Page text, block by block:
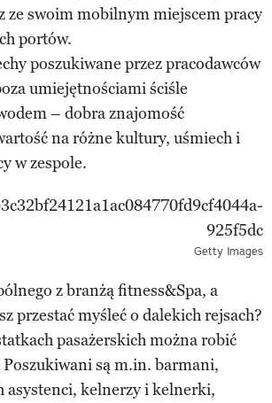
ze swoim mobilnym miejscem pracy
portów.
poszukiwane przez pracodawców
umiejętnościami ściśle
– dobra znajomość
na różne kultury, uśmiech i
w zespole.
Getty Images
z branżą fitness&Spa, a
przestać myśleć o dalekich rejsach?
pasażerskich można robić
są m.in. barmani,
asystenci, kelnerzy i kelnerki,